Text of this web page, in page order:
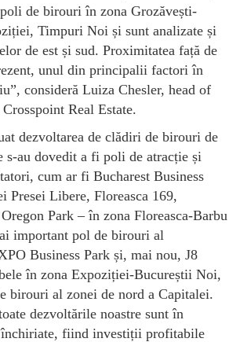
de birouri în zona Grozăvești-
Timpuri Noi și sunt analizate și
de est și sud. Proximitatea față de
unul din principalii factori în
consideră Luiza Chesler, head of
Real Estate.
dezvoltarea de clădiri de birouri de
s-au dovedit a fi poli de atracție și
cum ar fi Bucharest Business
Presei Libere, Floreasca 169,
Park – în zona Floreasca-Barbu
important pol de birouri al
Business Park și, mai nou, J8
în zona Expoziției-Bucureștii Noi,
birouri al zonei de nord a Capitalei.
dezvoltările noastre sunt în
închiriate, fiind investiții profitabile